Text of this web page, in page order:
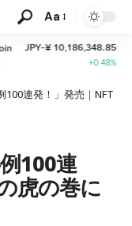
Aa
+0.48%
Ethereum
ETH
100連発！」発売｜NFT
100連
虎の巻に